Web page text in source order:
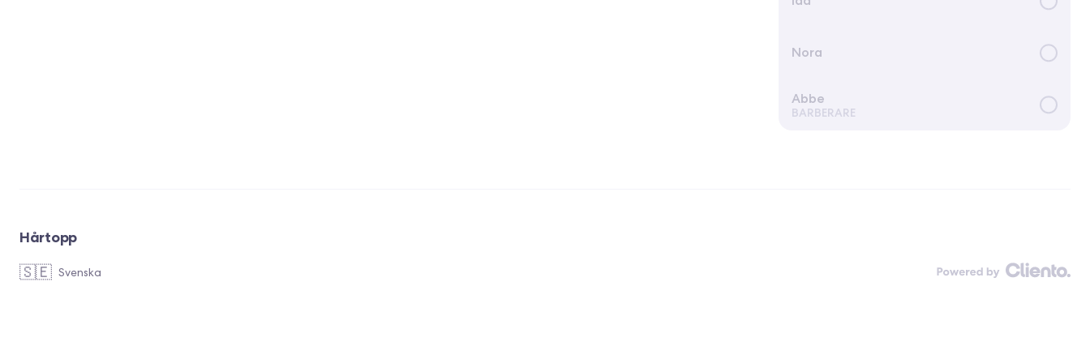
Nora
Abbe
BARBERARE
Hårtopp
🇸🇪 Svenska